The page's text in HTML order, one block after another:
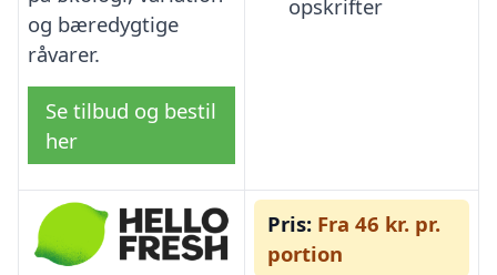
og bæredygtige
råvarer.
Se tilbud og bestil
her
opskrifter
Pris: Fra 46 kr. pr.
portion